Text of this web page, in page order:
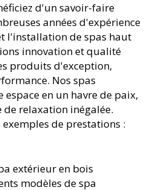
d'un savoir-faire
années d'expérience
l'installation de spas haut
innovation et qualité
produits d'exception,
Nos spas
en un havre de paix,
relaxation inégalée.
de prestations :
extérieur en bois
modèles de spa